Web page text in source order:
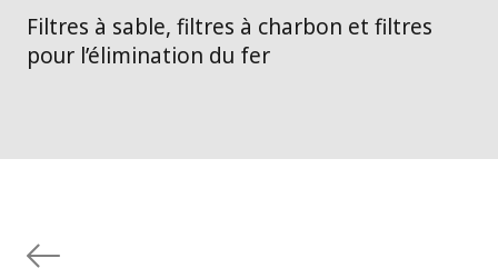
Filtres à sable, filtres à charbon et filtres
pour l’élimination du fer